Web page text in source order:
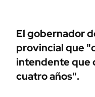
El gobernador
provincial que
intendente que
cuatro años".